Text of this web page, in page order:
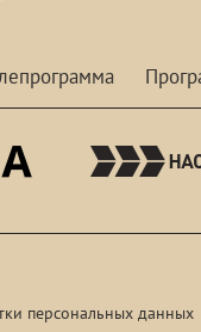
персональных данных